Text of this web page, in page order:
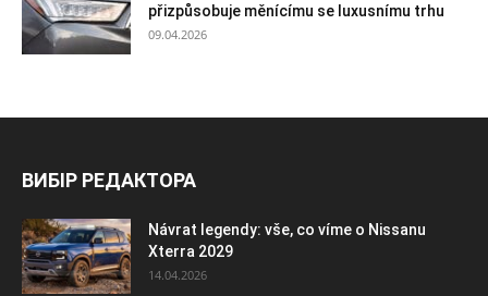
přizpůsobuje měnícímu se luxusnímu trhu
09.04.2026
ВИБІР РЕДАКТОРА
Návrat legendy: vše, co víme o Nissanu
Xterra 2029
14.04.2026